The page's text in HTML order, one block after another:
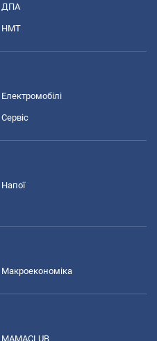
ДПА
НМТ
Електромобілі
Сервіс
Напої
Макроекономіка
MAMACLUB